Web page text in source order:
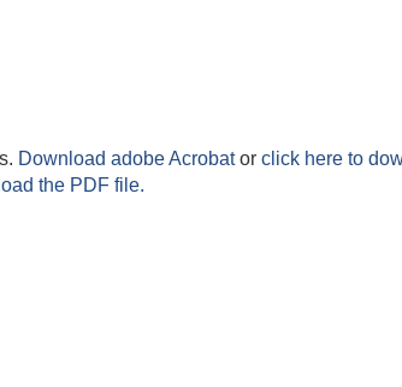
Download adobe Acrobator click here to
the PDF file.